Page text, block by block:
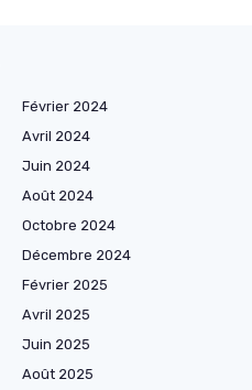
Février 2024
Avril 2024
Juin 2024
Août 2024
Octobre 2024
Décembre 2024
Février 2025
Avril 2025
Juin 2025
Août 2025